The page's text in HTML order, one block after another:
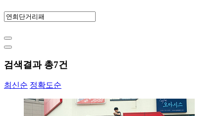
검색결과 총7건
최신순 정확도순